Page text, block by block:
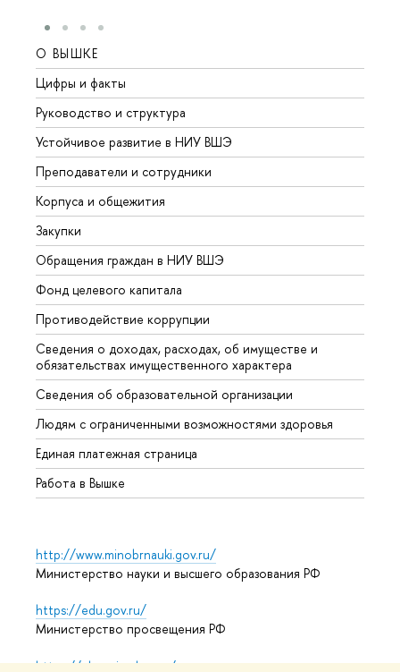
О ВЫШКЕ
Цифры и факты
Руководство и структура
Устойчивое развитие в НИУ ВШЭ
Преподаватели и сотрудники
Корпуса и общежития
Закупки
Обращения граждан в НИУ ВШЭ
Фонд целевого капитала
Противодействие коррупции
Сведения о доходах, расходах, об имуществе и
обязательствах имущественного характера
Сведения об образовательной организации
Людям с ограниченными возможностями здоровья
Единая платежная страница
Работа в Вышке
http://www.minobrnauki.gov.ru/
Министерство науки и высшего образования РФ
https://edu.gov.ru/
Министерство просвещения РФ
https://elearning.hse.ru/mooc